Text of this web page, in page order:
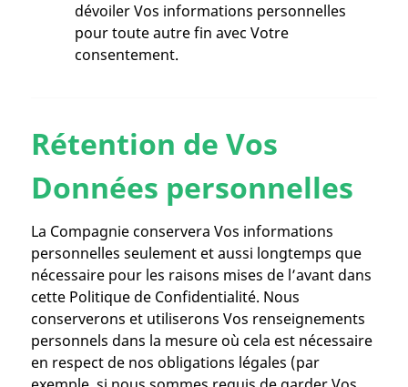
dévoiler Vos informations personnelles
pour toute autre fin avec Votre
consentement.
Rétention de Vos
Données personnelles
La Compagnie conservera Vos informations
personnelles seulement et aussi longtemps que
nécessaire pour les raisons mises de l’avant dans
cette Politique de Confidentialité. Nous
conserverons et utiliserons Vos renseignements
personnels dans la mesure où cela est nécessaire
en respect de nos obligations légales (par